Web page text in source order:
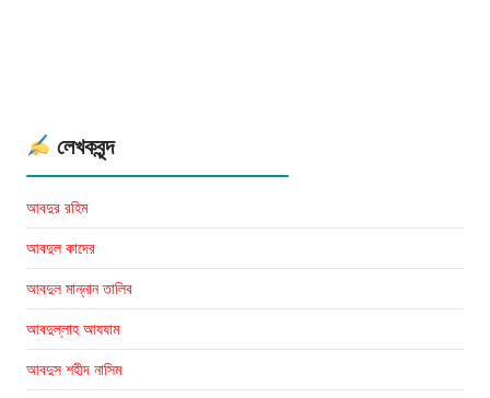
লেখকবৃন্দ
আবদুর রহিম
আবদুল কাদের
আবদুল মান্নান তালিব
আবদুল্লাহ আযযাম
আবদুস শহীদ নাসিম